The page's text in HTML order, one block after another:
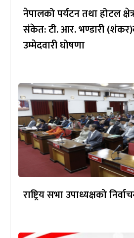
नेपालको पर्यटन तथा होटल
संकेत: टी. आर. भण्डारी
उम्मेदवारी घोषणा
राष्ट्रिय सभा उपाध्यक्षको